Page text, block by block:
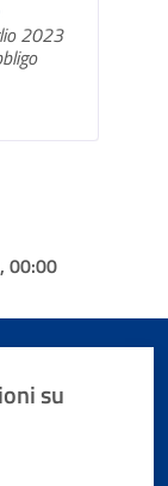
2023
00:00
su